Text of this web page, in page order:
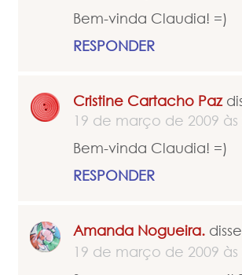
Bem-vinda Claudia! =)
RESPONDER
Cristine Cartacho Paz
19 de março de 2009 às
Bem-vinda Claudia! =)
RESPONDER
Amanda Nogueira.
19 de março de 2009 às